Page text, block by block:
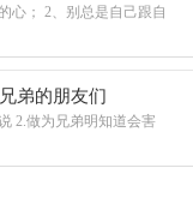
心； 2、别总是自己跟自
弟的朋友们
2.做为兄弟明知道会害